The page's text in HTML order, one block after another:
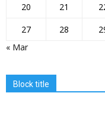
20
21
27
28
« Mar
Block title